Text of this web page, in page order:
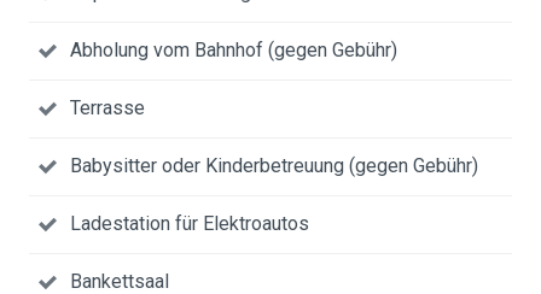
Abholung vom Bahnhof (gegen Gebühr)
Terrasse
Babysitter oder Kinderbetreuung (gegen Gebühr)
Ladestation für Elektroautos
Bankettsaal